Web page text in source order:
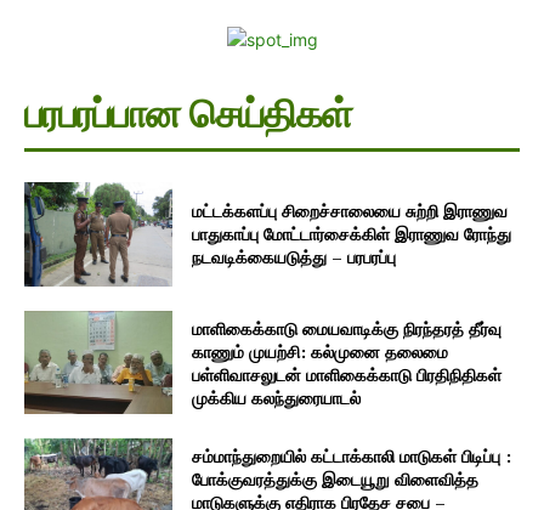
பரபரப்பான செய்திகள்
மட்டக்களப்பு சிறைச்சாலையை சுற்றி இராணுவ
பாதுகாப்பு மோட்டார்சைக்கிள் இராணுவ ரோந்து
நடவடிக்கையடுத்து – பரபரப்பு
மாளிகைக்காடு மையவாடிக்கு நிரந்தரத் தீர்வு
காணும் முயற்சி: கல்முனை தலைமை
பள்ளிவாசலுடன் மாளிகைக்காடு பிரதிநிதிகள்
முக்கிய கலந்துரையாடல்
சம்மாந்துறையில் கட்டாக்காலி மாடுகள் பிடிப்பு :
போக்குவரத்துக்கு இடையூறு விளைவித்த
மாடுகளுக்கு எதிராக பிரதேச சபை –